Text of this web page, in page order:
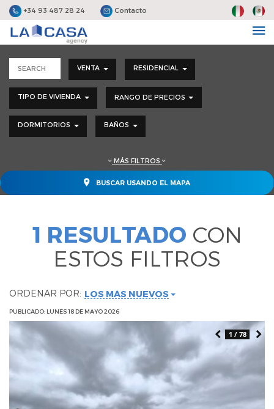
+34 93 487 28 24 Contacto
VENTA RESIDENCIAL
TIPO DE VIVIENDA RANGO DE PRECIOS
DORMITORIOS BAÑOS
MÁS FILTROS
BUSCAR USANDO EL MAPA
1 RESULTADO CON
ESTOS FILTROS
ORDENAR POR: LOS MÁS NUEVOS
PUBLICADO: LUNES 18 DE MAYO 2026
1 / 78